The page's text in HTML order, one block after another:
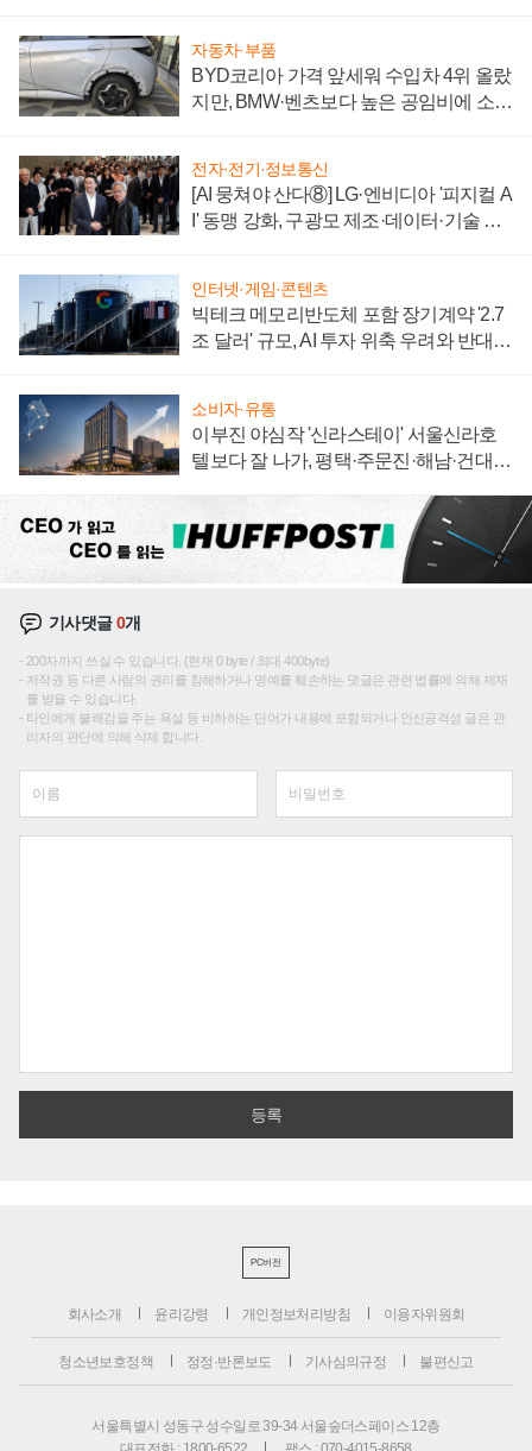
자동차·부품
BYD코리아 가격 앞세워 수입차 4위 올랐
지만, BMW·벤츠보다 높은 공임비에 소비
전자·전기·정보통신
[AI 뭉쳐야 산다⑧] LG·엔비디아 '피지컬 A
I' 동맹 강화, 구광모 제조·데이터·기술 결
인터넷·게임·콘텐츠
빅테크 메모리반도체 포함 장기계약 '2.7
조 달러' 규모, AI 투자 위축 우려와 반대
소비자·유통
이부진 야심작 '신라스테이' 서울신라호
텔보다 잘 나가, 평택·주문진·해남·건대로
기사댓글0개
200자까지 쓰실 수 있습니다. (현재 0 byte / 최대 400byte)
저작권 등 다른 사람의 권리를 침해하거나 명예를 훼손하는 댓글은 관련 법률에 의해 제재
를 받을 수 있습니다.
타인에게 불쾌감을 주는 욕설 등 비하하는 단어가 내용에 포함되거나 인신공격성 글은 관
리자의 판단에 의해 삭제 합니다.
PC버전
회사소개 윤리강령 개인정보처리방침 이용자위원회
청소년보호정책 정정·반론보도 기사심의규정 불편신고
서울특별시 성동구 성수일로 39-34 서울숲더스페이스 12층